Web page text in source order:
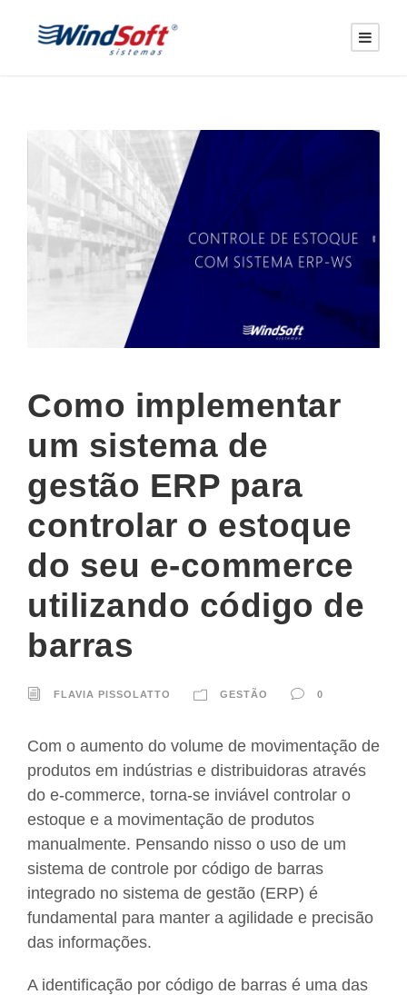
Como implementar
um sistema de
gestão ERP para
controlar o estoque
do seu e-commerce
utilizando código de
barras
FLAVIA PISSOLATTO GESTÃO 0
Com o aumento do volume de movimentação de
produtos em indústrias e distribuidoras através
do e-commerce, torna-se inviável controlar o
estoque e a movimentação de produtos
manualmente. Pensando nisso o uso de um
sistema de controle por código de barras
integrado no sistema de gestão (ERP) é
fundamental para manter a agilidade e precisão
das informações.
A identificação por código de barras é uma das